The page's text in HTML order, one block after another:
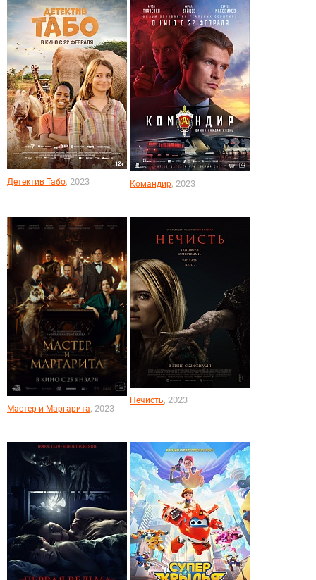
Детектив Табо, 2023 Командир, 2023
Мастер и Маргарита, 2023
Нечисть, 2023